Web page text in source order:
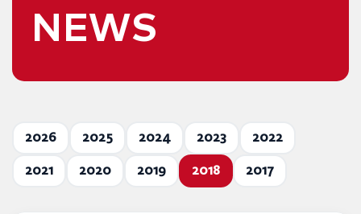
NEWS
2026 2025 2024 2023 2022
2021 2020 2019 2018 2017